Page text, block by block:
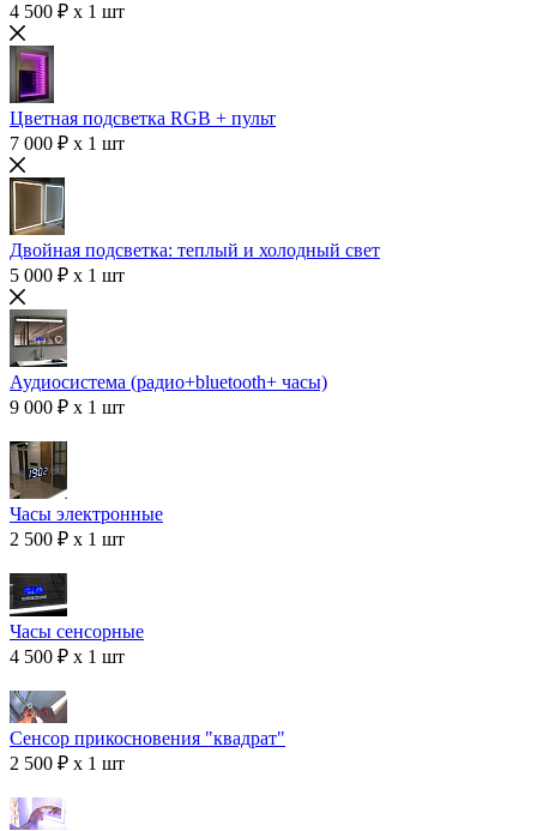
4 500 ₽ x 1 шт
Цветная подсветка RGB + пульт
7 000 ₽ x 1 шт
Двойная подсветка: теплый и холодный свет
5 000 ₽ x 1 шт
Аудиосистема (радио+bluetooth+ часы)
9 000 ₽ x 1 шт
Часы электронные
2 500 ₽ x 1 шт
Часы сенсорные
4 500 ₽ x 1 шт
Сенсор прикосновения "квадрат"
2 500 ₽ x 1 шт